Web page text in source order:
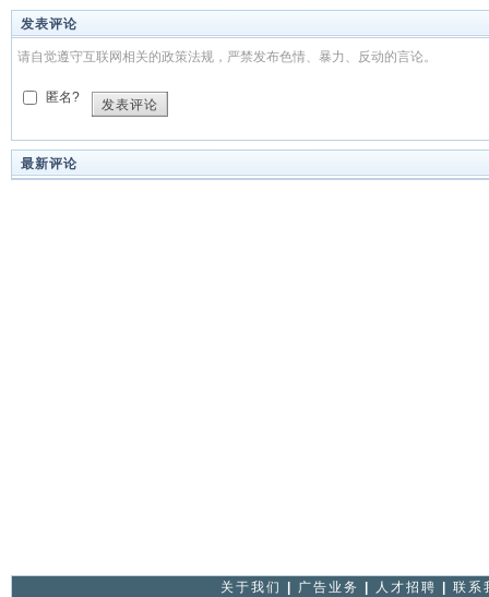
发表评论
请自觉遵守互联网相关的政策法规，严禁发布色情、暴力、反动的言论。
匿名?
发表评论
最新评论
关于我们 广告业务 人才招聘 联系